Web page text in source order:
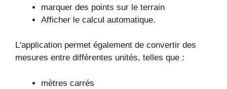
marquer des points sur le terrain
Afficher le calcul automatique.
L'application permet également de convertir des
mesures entre différentes unités, telles que :
mètres carrés